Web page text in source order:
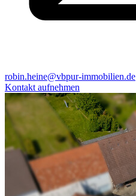
robin.heine@vbpur-immobilien.de
Kontakt aufnehmen